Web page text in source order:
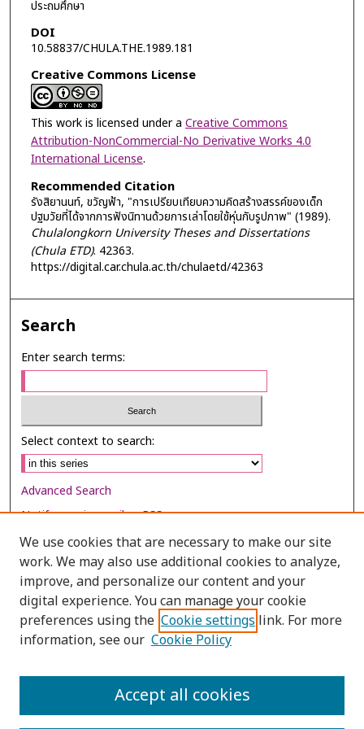
ประถมศึกษา
DOI
10.58837/CHULA.THE.1989.181
Creative Commons License
This work is licensed under a Creative Commons
Attribution-NonCommercial-No Derivative Works 4.0
International License.
Recommended Citation
รังสิยานนท์, ขวัญฟ้า, "การเปรียบเทียบความคิดสร้างสรรค์ของเด็ก
ปฐมวัยที่ได้จากการฟังนิทานด้วยการเล่าโดยใช้หุ่นกับรูปภาพ" (1989).
Chulalongkorn University Theses and Dissertations
(Chula ETD). 42363.
https://digital.car.chula.ac.th/chulaetd/42363
Search
Enter search terms:
Select context to search:
Advanced Search
Notify me via email orRSS
Browse
Collections
Disciplines
Authors
We use cookies that are necessary to make our site
work. We may also use additional cookies to analyze,
improve, and personalize our content and your
digital experience. You can manage your cookie
preferences using the Cookie settings link. For more
information, see our Cookie Policy
Accept all cookies